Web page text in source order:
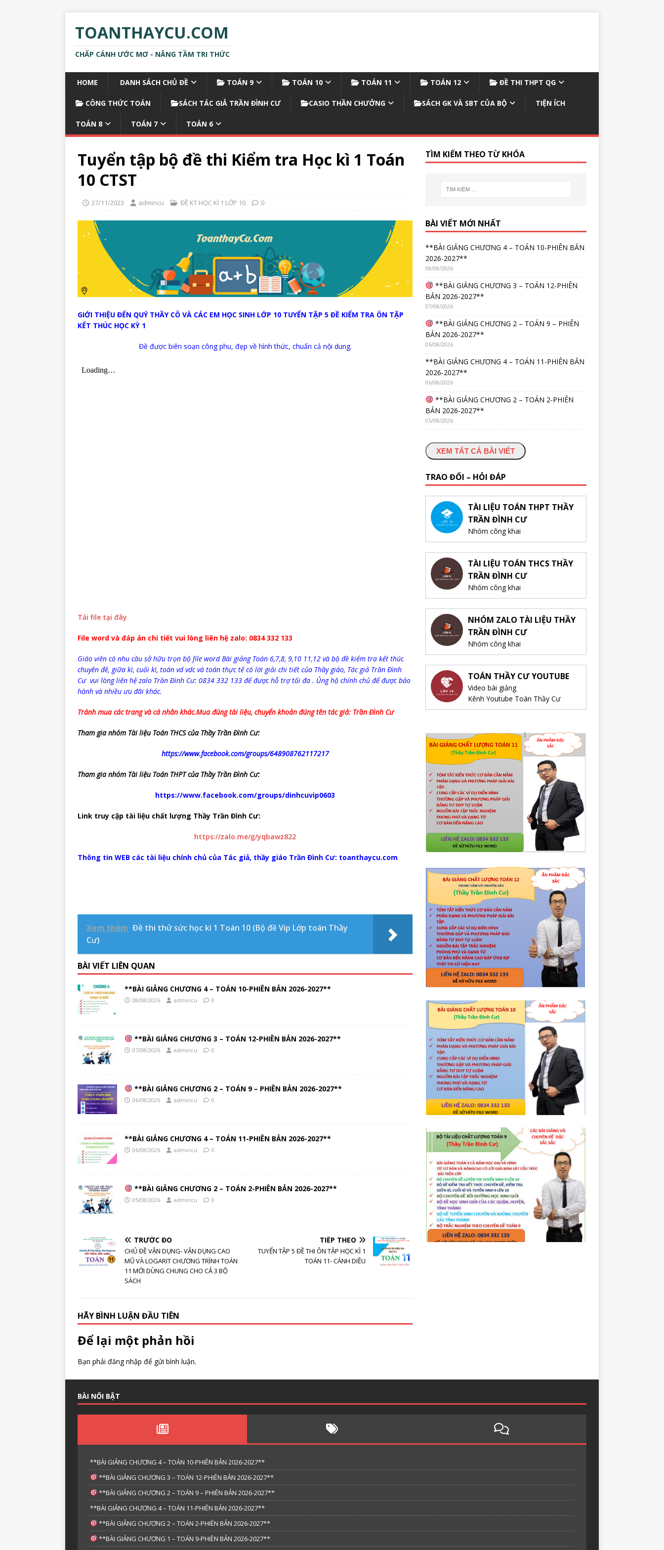
TOANTHAYCU.COM
CHẤP CÁNH ƯỚC MƠ - NÂNG TẦM TRI THỨC
HOME DANH SÁCH CHỦ ĐỀ TOÁN 9 TOÁN 10 TOÁN 11 TOÁN 12 ĐỀ THI THPT QG
CÔNG THỨC TOÁN SÁCH TÁC GIẢ TRẦN ĐÌNH CƯ CASIO THẦN CHƯỞNG SÁCH GK VÀ SBT CỦA BỘ TIỆN ÍCH
TOÁN 8 TOÁN 7 TOÁN 6
Tuyển tập bộ đề thi Kiểm tra Học kì 1 Toán
10 CTST
27/11/2023 admincu ĐỀ KT HỌC KÌ 1 LỚP 10 0
GIỚI THIỆU ĐẾN QUÝ THẦY CÔ VÀ CÁC EM HỌC SINH LỚP 10 TUYỂN TẬP 5 ĐỀ KIỂM TRA ÔN TẬP
KẾT THÚC HỌC KỲ 1
Đề được biên soạn công phu, đẹp về hình thức, chuẩn cả nội dung.
Tải file tại đây
File word và đáp án chi tiết vui lòng liên hệ zalo: 0834 332 133
Giáo viên có nhu cầu sở hữu trọn bộ file word Bài giảng Toán 6,7,8, 9,10 11,12 và bộ đề kiểm tra kết thúc
chuyên đề, giữa kì, cuối kì, toán vd vdc và toán thực tế có lời giải chi tiết của Thầy giáo, Tác giả Trần Đình
Cư vui lòng liên hệ zalo Trần Đình Cư: 0834 332 133 để được hỗ trợ tối đa . Ủng hộ chính chủ để được bảo
hành và nhiều ưu đãi khác.
Tránh mua các trang và cá nhân khác.Mua đúng tài liệu, chuyển khoản đúng tên tác giả: Trần Đình Cư
Tham gia nhóm Tài liệu Toán THCS của Thầy Trần Đình Cư:
https://www.facebook.com/groups/648908762117217
Tham gia nhóm Tài liệu Toán THPT của Thầy Trần Đình Cư:
https://www.facebook.com/groups/dinhcuvip0603
Link truy cập tài liệu chất lượng Thầy Trần Đình Cư:
https://zalo.me/g/yqbawz822
Thông tin WEB các tài liệu chính chủ của Tác giả, thầy giáo Trần Đình Cư: toanthaycu.com
Xem thêm Đề thi thử sức học kì 1 Toán 10 (Bộ đề Vip Lớp toán Thầy
Cư)
BÀI VIẾT LIÊN QUAN
**BÀI GIẢNG CHƯƠNG 4 – TOÁN 10-PHIÊN BẢN 2026-2027**
08/08/2026 admincu 0
**BÀI GIẢNG CHƯƠNG 3 – TOÁN 12-PHIÊN BẢN 2026-2027**
07/08/2026 admincu 0
**BÀI GIẢNG CHƯƠNG 2 – TOÁN 9 – PHIÊN BẢN 2026-2027**
06/08/2026 admincu 0
**BÀI GIẢNG CHƯƠNG 4 – TOÁN 11-PHIÊN BẢN 2026-2027**
06/08/2026 admincu 0
**BÀI GIẢNG CHƯƠNG 2 – TOÁN 2-PHIÊN BẢN 2026-2027**
05/08/2026 admincu 0
TRƯỚC ĐÓ
CHỦ ĐỀ VẬN DỤNG- VẬN DỤNG CAO
MŨ VÀ LOGARIT CHƯƠNG TRÌNH TOÁN
11 MỚI DÙNG CHUNG CHO CẢ 3 BỘ
SÁCH
TIẾP THEO
TUYỂN TẬP 5 ĐỀ THI ÔN TẬP HỌC KÌ 1
TOÁN 11- CÁNH DIỀU
HÃY BÌNH LUẬN ĐẦU TIÊN
Để lại một phản hồi
Bạn phải đăng nhập để gửi bình luận.
TÌM KIẾM THEO TỪ KHÓA
BÀI VIẾT MỚI NHẤT
**BÀI GIẢNG CHƯƠNG 4 – TOÁN 10-PHIÊN BẢN
2026-2027**
08/08/2026
**BÀI GIẢNG CHƯƠNG 3 – TOÁN 12-PHIÊN
BẢN 2026-2027**
07/08/2026
**BÀI GIẢNG CHƯƠNG 2 – TOÁN 9 – PHIÊN
BẢN 2026-2027**
06/08/2026
**BÀI GIẢNG CHƯƠNG 4 – TOÁN 11-PHIÊN BẢN
2026-2027**
06/08/2026
**BÀI GIẢNG CHƯƠNG 2 – TOÁN 2-PHIÊN
BẢN 2026-2027**
05/08/2026
XEM TẤT CẢ BÀI VIẾT
TRAO ĐỔI – HỎI ĐÁP
TÀI LIỆU TOÁN THPT THẦY
TRẦN ĐÌNH CƯ
Nhóm công khai
TÀI LIỆU TOÁN THCS THẦY
TRẦN ĐÌNH CƯ
Nhóm công khai
NHÓM ZALO TÀI LIỆU THẦY
TRẦN ĐÌNH CƯ
Nhóm công khai
TOÁN THẦY CƯ YOUTUBE
Video bài giảng
Kênh Youtube Toán Thầy Cư
BÀI NỔI BẬT
**BÀI GIẢNG CHƯƠNG 4 – TOÁN 10-PHIÊN BẢN 2026-2027**
**BÀI GIẢNG CHƯƠNG 3 – TOÁN 12-PHIÊN BẢN 2026-2027**
**BÀI GIẢNG CHƯƠNG 2 – TOÁN 9 – PHIÊN BẢN 2026-2027**
**BÀI GIẢNG CHƯƠNG 4 – TOÁN 11-PHIÊN BẢN 2026-2027**
**BÀI GIẢNG CHƯƠNG 2 – TOÁN 2-PHIÊN BẢN 2026-2027**
**BÀI GIẢNG CHƯƠNG 1 – TOÁN 9-PHIÊN BẢN 2026-2027**